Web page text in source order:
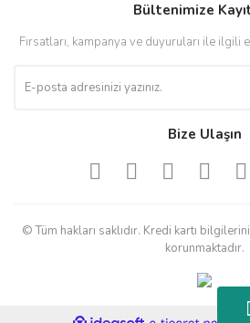
Bültenimize
Fırsatları, kampanya ve duyuruları ile ilgili
Bize Ulaşın
© Tüm hakları saklıdır. Kredi kartı
korunmaktadır.